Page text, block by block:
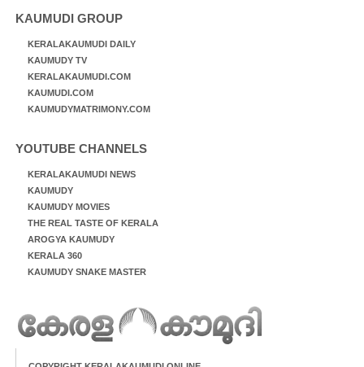
KAUMUDI GROUP
KERALAKAUMUDI DAILY
KAUMUDY TV
KERALAKAUMUDI.COM
KAUMUDI.COM
KAUMUDYMATRIMONY.COM
YOUTUBE CHANNELS
KERALAKAUMUDI NEWS
KAUMUDY
KAUMUDY MOVIES
THE REAL TASTE OF KERALA
AROGYA KAUMUDY
KERALA 360
KAUMUDY SNAKE MASTER